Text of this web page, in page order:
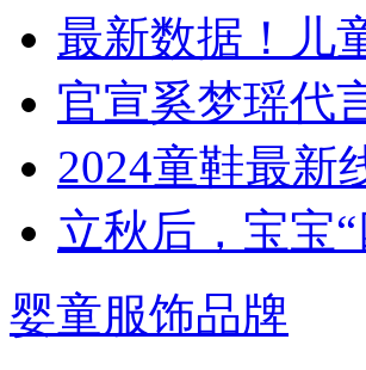
最新数据！儿
官宣奚梦瑶代
​2024童鞋最新
立秋后，宝宝
婴童服饰品牌